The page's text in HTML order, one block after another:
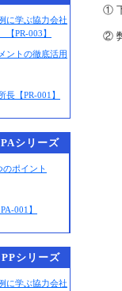
に学ぶ協力会社
PR-003】
ントの徹底活用
長【PR-001】
シリーズ
ポイント
001】
シリーズ
に学ぶ協力会社
① 下
② 弊